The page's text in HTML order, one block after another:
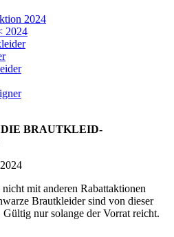
2024
2024
DIE BRAUTKLEID-
mit anderen Rabattaktionen
Brautkleider sind von dieser
nur solange der Vorrat reicht.